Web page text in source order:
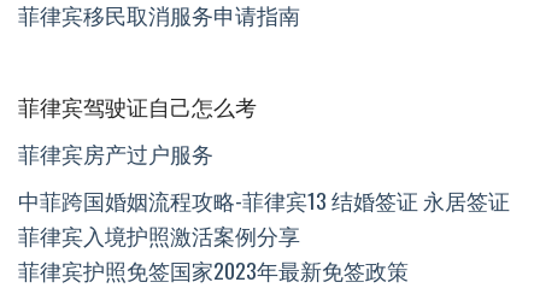
菲律宾移民取消服务申请指南
菲律宾驾驶证自己怎么考
菲律宾房产过户服务
中菲跨国婚姻流程攻略-菲律宾13 结婚签证 永居签证
菲律宾入境护照激活案例分享
菲律宾护照免签国家2023年最新免签政策